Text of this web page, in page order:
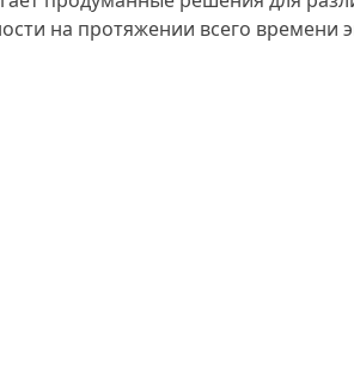
на протяжении всего времени